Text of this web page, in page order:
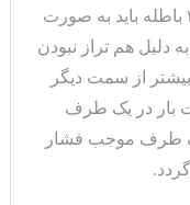
بار ورودی به چاهک خوراک‌دهی تیکنر ۳ باطله باید به صورت
دلیل هم تراز نبودن
از سمت دیگر
بار در یک طرف
یک طرف موجب فشار